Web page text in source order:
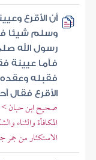
أن الأقرع
وسلم شيئا
رسول الله
فأما عيينة
فقبله وعقده
الأقرع فقال
صحيح ابن حبان >
المكافأة والثناء
الاستكثار من جمر